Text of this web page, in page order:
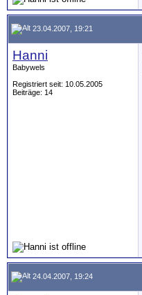
23.04.2007, 19:21
Hanni
Babywels
Registriert seit: 10.05.2005
Beiträge: 14
24.04.2007, 19:24